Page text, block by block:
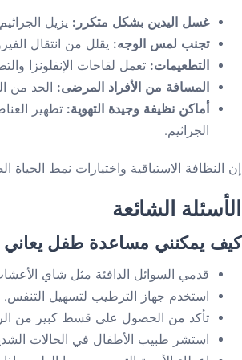
غسل اليدين بشكل متكرر: يزيل
تجنب لمس الوجه: يقلل من انتقال
التطعيمات: تعمل لقاحات الإنفلونزا
المسافة من الأفراد المرضى: الحد من
أماكن نظيفة وجيدة التهوية: تطهير
الجراثيم.
إن النظافة الاستباقية واختيارات نمط الحياة
الأسئلة الشائعة
كيف يمكنني مساعدة طفل يعاني
قدمي السوائل الدافئة مثل شاي
استخدم جهاز الترطيب لتسهيل التنفس.
تأكد من الحصول على قسط كبير من
استشر طبيب الأطفال في الحالات